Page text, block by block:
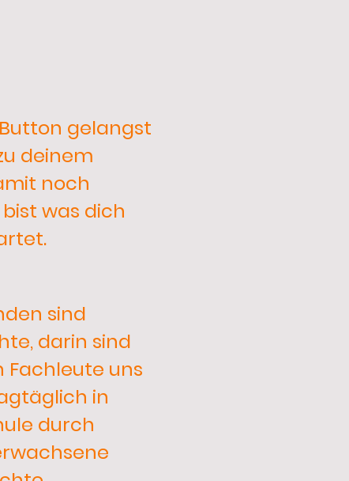
gelangst
deinem
noch
was dich
sind
darin sind
Fachleute uns
in
durch